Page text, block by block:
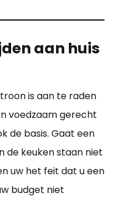
aan huis
is aan te raden
voedzaam gerecht
de basis. Gaat een
de keuken staan niet
uw het feit dat u een
budget niet